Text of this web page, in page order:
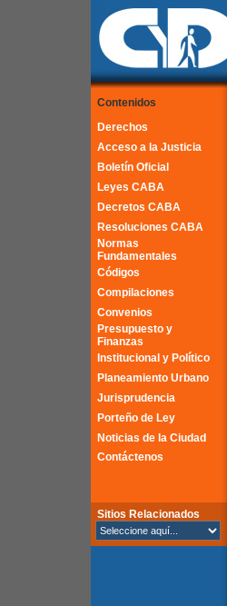
Contenidos
Derechos
Acceso a la Justicia
Boletín Oficial
Leyes CABA
Decretos CABA
Resoluciones CABA
Normas
Fundamentales
Códigos
Compilaciones
Convenios
Presupuesto y
Finanzas
Institucional y Político
Planeamiento Urbano
Jurisprudencia
Porteño de Ley
Noticias de la Ciudad
Contáctenos
Sitios Relacionados